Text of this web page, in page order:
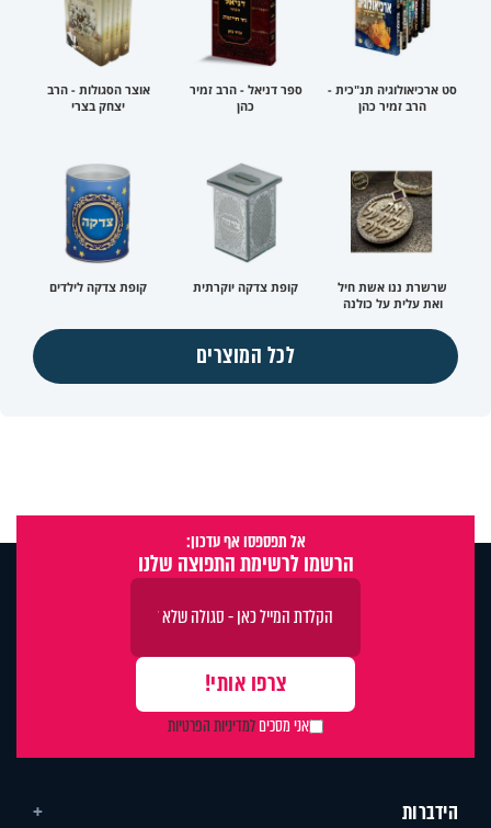
סט ארכיאולוגיה תנ"כית -
הרב זמיר כהן
ספר דניאל - הרב זמיר
כהן
אוצר הסגולות - הרב
יצחק בצרי
שרשרת ננו אשת חיל
ואת עלית על כולנה
קופת צדקה יוקרתית קופת צדקה לילדים
לכל המוצרים
אל תפספסו אף עדכון:
הרשמו לרשימת התפוצה שלנו
אני מסכיםלמדיניות הפרטיות
הידברות